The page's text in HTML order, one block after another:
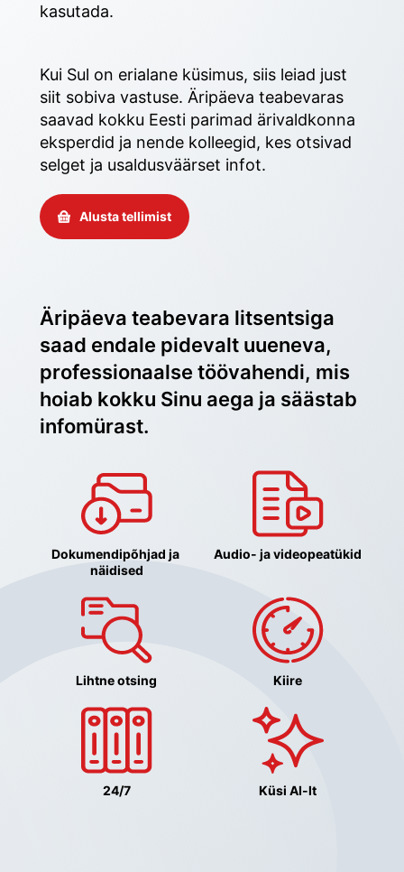
kasutada.
Kui Sul on erialane küsimus, siis leiad just
siit sobiva vastuse. Äripäeva teabevaras
saavad kokku Eesti parimad ärivaldkonna
eksperdid ja nende kolleegid, kes otsivad
selget ja usaldusväärset infot.
Alusta tellimist
Äripäeva teabevara litsentsiga
saad endale pidevalt uueneva,
professionaalse töövahendi, mis
hoiab kokku Sinu aega ja säästab
infomürast.
Dokumendipõhjad ja
näidised
Audio- ja videopeatükid
Lihtne otsing Kiire
24/7 Küsi AI-lt